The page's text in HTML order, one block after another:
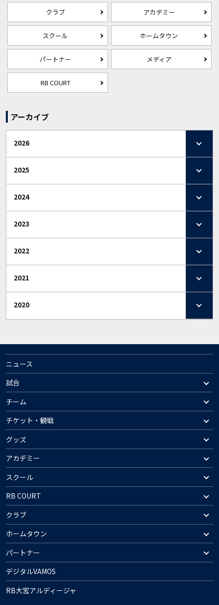
クラブ アカデミー
スクール ホームタウン
パートナー メディア
RB COURT
アーカイブ
2026
2025
2024
2023
2022
2021
2020
ニュース
試合
チーム
チケット・観戦
グッズ
アカデミー
スクール
RB COURT
クラブ
ホームタウン
パートナー
デジタルVAMOS
RB大宮アルディージャ